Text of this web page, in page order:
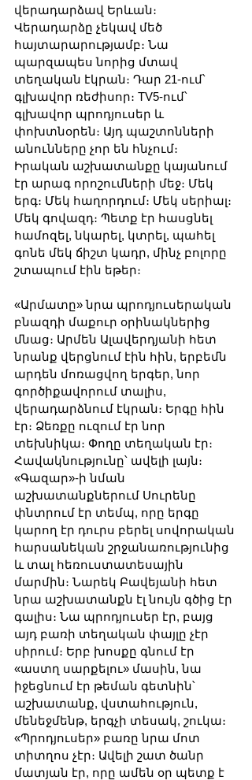
վերադարձավ Երևան։
Վերադարձը չեկավ մեծ
հայտարարությամբ։ Նա
պարզապես նորից մտավ
տեղական էկրան։ Դար 21-ում՝
գլխավոր ռեժիսոր։ TV5-ում՝
գլխավոր պրոդյուսեր և
փոխտնօրեն։ Այդ պաշտոնների
անունները չոր են հնչում։
Իրական աշխատանքը կայանում
էր արագ որոշումների մեջ։ Մեկ
երգ։ Մեկ հաղորդում։ Մեկ սերիալ։
Մեկ գովազդ։ Պետք էր հասցնել
համոզել, նկարել, կտրել, պահել
գոնե մեկ ճիշտ կադր, մինչ բոլորը
շտապում էին եթեր։
«Արմատը» նրա պրոդյուսերական
բնազդի մաքուր օրինակներից
մնաց։ Արմեն Ալավերդյանի հետ
նրանք վերցնում էին հին, երբեմն
արդեն մոռացվող երգեր, նոր
գործիքավորում տալիս,
վերադարձնում էկրան։ Երգը հին
էր։ Ձեռքը ուզում էր նոր
տեխնիկա։ Փողը տեղական էր։
Հավակնությունը՝ ավելի լայն։
«Գազար»-ի նման
աշխատանքներում Սուրենը
փնտրում էր տեմպ, որը երգը
կարող էր դուրս բերել սովորական
հարսանեկան շրջանառությունից
և տալ հեռուստատեսային
մարմին։ Նարեկ Բավեյանի հետ
նրա աշխատանքն էլ նույն գծից էր
գալիս։ Նա պրոդյուսեր էր, բայց
այդ բառի տեղական փայլը չէր
սիրում։ Երբ խոսքը գնում էր
«աստղ սարքելու» մասին, նա
իջեցնում էր թեման գետնին՝
աշխատանք, վստահություն,
մենեջմենթ, երգչի տեսակ, շուկա։
«Պրոդյուսեր» բառը նրա մոտ
տիտղոս չէր։ Ավելի շատ ծանր
մատյան էր, որը ամեն օր պետք է